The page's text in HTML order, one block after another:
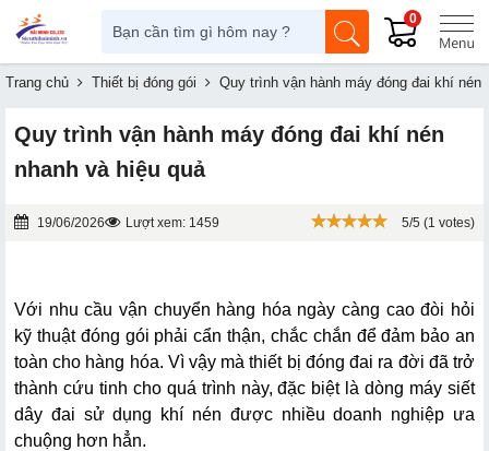
0
Trang chủ Thiết bị đóng gói Quy trình vận hành máy đóng đai khí nén
Quy trình vận hành máy đóng đai khí nén
nhanh và hiệu quả
19/06/2026 Lượt xem: 1459 5/5 (1 votes)
Với nhu cầu vận chuyển hàng hóa ngày càng cao đòi hỏi
kỹ thuật đóng gói phải cẩn thận, chắc chắn để đảm bảo an
toàn cho hàng hóa. Vì vậy mà thiết bị đóng đai ra đời đã trở
thành cứu tinh cho quá trình này, đặc biệt là dòng máy siết
dây đai sử dụng khí nén được nhiều doanh nghiệp ưa
chuộng hơn hẳn.